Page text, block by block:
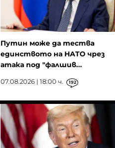
Путин може да тества
единството на НАТО чрез
атака под "фалшив...
07.08.2026 | 18:00 ч. 192